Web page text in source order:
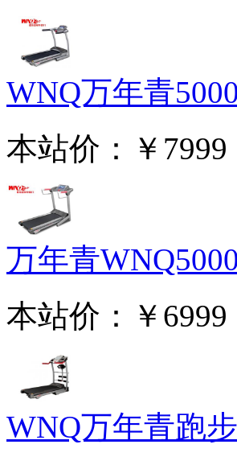
WNQ万年青
本站价：
￥7999
万年青
本站价：
￥6999
WNQ万年青跑